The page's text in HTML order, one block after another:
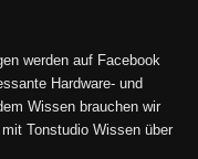
werden auf Facebook
Hardware- und
Wissen brauchen wir
Tonstudio Wissen über